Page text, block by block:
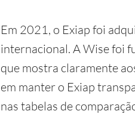
Em 2021, o Exiap foi
internacional. A Wise foi
que mostra claramente
em manter o Exiap
nas tabelas de